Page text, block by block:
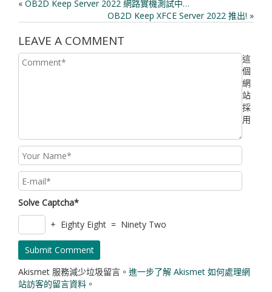
« OB2D Keep Server 2022 網路實機測試中…
OB2D Keep XFCE Server 2022 推出! »
LEAVE A COMMENT
Solve Captcha*
+ Eighty Eight = Ninety Two
這
個
網
站
採
用
Akismet 服務減少垃圾留言。 進一步了解 Akismet 如何處理網
站訪客的留言資料 。